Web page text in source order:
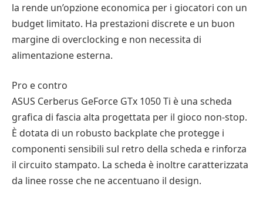
la rende un’opzione economica per i giocatori con un
budget limitato. Ha prestazioni discrete e un buon
margine di overclocking e non necessita di
alimentazione esterna.
Pro e contro
ASUS Cerberus GeForce GTx 1050 Ti è una scheda
grafica di fascia alta progettata per il gioco non-stop.
È dotata di un robusto backplate che protegge i
componenti sensibili sul retro della scheda e rinforza
il circuito stampato. La scheda è inoltre caratterizzata
da linee rosse che ne accentuano il design.